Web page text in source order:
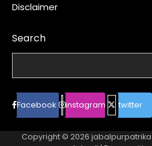
Disclaimer
Search
Facebook instagram twitter
Copyright © 2026 jabalpurpatrika